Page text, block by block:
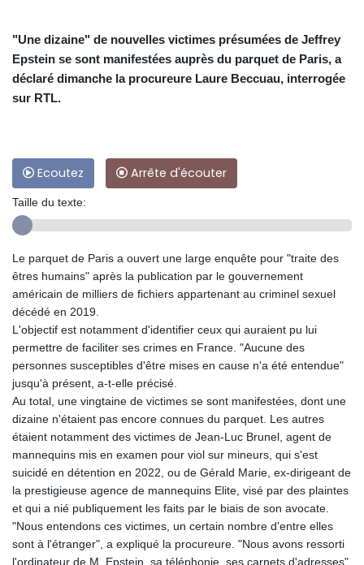
"Une dizaine" de nouvelles victimes présumées de Jeffrey
Epstein se sont manifestées auprès du parquet de Paris, a
déclaré dimanche la procureure Laure Beccuau, interrogée
sur RTL.
Ecoutez Arrête d'écouter
Taille du texte:
Le parquet de Paris a ouvert une large enquête pour "traite des
êtres humains" après la publication par le gouvernement
américain de milliers de fichiers appartenant au criminel sexuel
décédé en 2019.
L'objectif est notamment d'identifier ceux qui auraient pu lui
permettre de faciliter ses crimes en France. "Aucune des
personnes susceptibles d'être mises en cause n'a été entendue"
jusqu'à présent, a-t-elle précisé.
Au total, une vingtaine de victimes se sont manifestées, dont une
dizaine n'étaient pas encore connues du parquet. Les autres
étaient notamment des victimes de Jean-Luc Brunel, agent de
mannequins mis en examen pour viol sur mineurs, qui s'est
suicidé en détention en 2022, ou de Gérald Marie, ex-dirigeant de
la prestigieuse agence de mannequins Elite, visé par des plaintes
et qui a nié publiquement les faits par le biais de son avocate.
"Nous entendons ces victimes, un certain nombre d'entre elles
sont à l'étranger", a expliqué la procureure. "Nous avons ressorti
l'ordinateur de M. Epstein, sa téléphonie, ses carnets d'adresses",